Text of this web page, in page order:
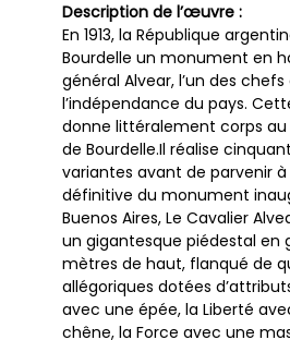
Description de l’œuvre :
En 1913, la République
Bourdelle un monument en
général Alvear, l’un des chefs
l’indépendance du pays.
donne littéralement corps
de Bourdelle.Il réalise
variantes avant de parvenir
définitive du monument
Buenos Aires, Le Cavalier
un gigantesque piédestal en
mètres de haut, flanqué de
allégoriques dotées
avec une épée, la Liberté
chêne, la Force avec une